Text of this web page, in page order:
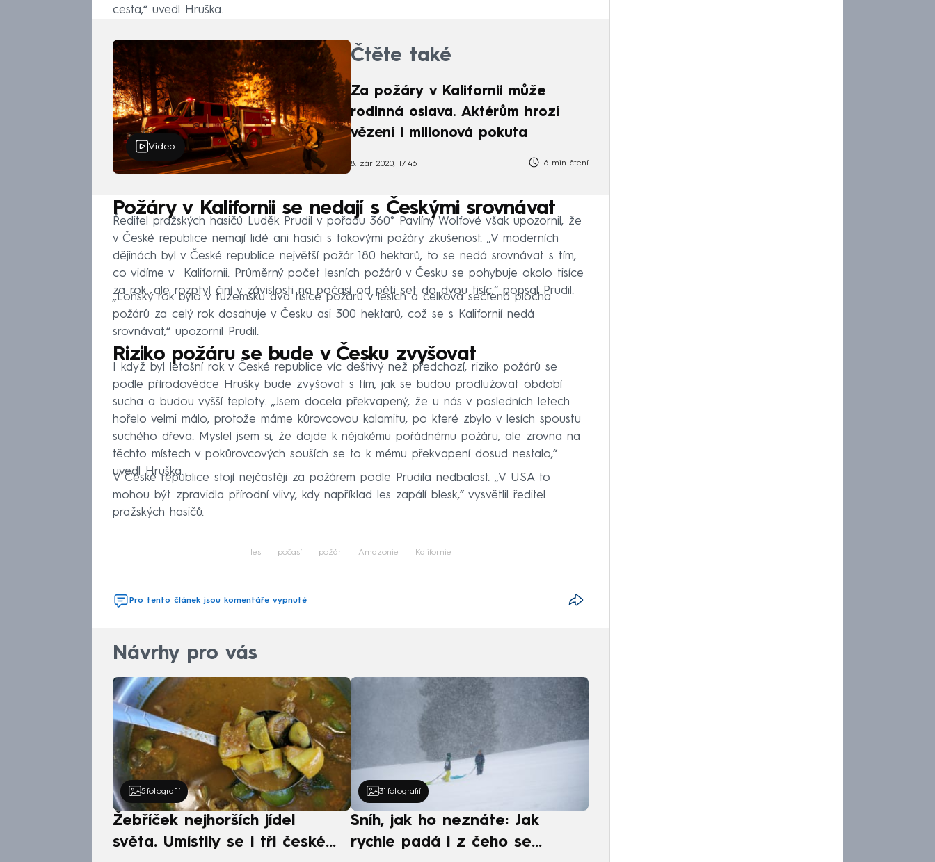
cesta,“ uvedl Hruška.
Video
Čtěte také
Za požáry v Kalifornii může
rodinná oslava. Aktérům hrozí
vězení i milionová pokuta
8. zář 2020, 17:46 6 min čtení
Požáry v Kalifornii se nedají s Českými srovnávat
Ředitel pražských hasičů Luděk Prudil v pořadu 360° Pavlíny Wolfové však upozornil, že
v České republice nemají lidé ani hasiči s takovými požáry zkušenost. „V moderních
dějinách byl v České republice největší požár 180 hektarů, to se nedá srovnávat s tím,
co vidíme v Kalifornii. Průměrný počet lesních požárů v Česku se pohybuje okolo tisíce
za rok, ale rozptyl činí v závislosti na počasí od pěti set do dvou tisíc,“ popsal Prudil.
„Loňský rok bylo v tuzemsku dva tisíce požárů v lesích a celková sečtená plocha
požárů za celý rok dosahuje v Česku asi 300 hektarů, což se s Kalifornií nedá
srovnávat,“ upozornil Prudil.
Riziko požáru se bude v Česku zvyšovat
I když byl letošní rok v České republice víc deštivý než předchozí, riziko požárů se
podle přírodovědce Hrušky bude zvyšovat s tím, jak se budou prodlužovat období
sucha a budou vyšší teploty. „Jsem docela překvapený, že u nás v posledních letech
hořelo velmi málo, protože máme kůrovcovou kalamitu, po které zbylo v lesích spoustu
suchého dřeva. Myslel jsem si, že dojde k nějakému pořádnému požáru, ale zrovna na
těchto místech v pokůrovcových souších se to k mému překvapení dosud nestalo,“
uvedl Hruška.
V České republice stojí nejčastěji za požárem podle Prudila nedbalost. „V USA to
mohou být zpravidla přírodní vlivy, kdy například les zapálí blesk,“ vysvětlil ředitel
pražských hasičů.
les počasí požár Amazonie Kalifornie
Pro tento článek jsou komentáře vypnuté
Návrhy pro vás
5 fotografií
Žebříček nejhorších jídel
světa. Umístily se i tři české
31 fotografií
Sníh, jak ho neznáte: Jak
rychle padá i z čeho se